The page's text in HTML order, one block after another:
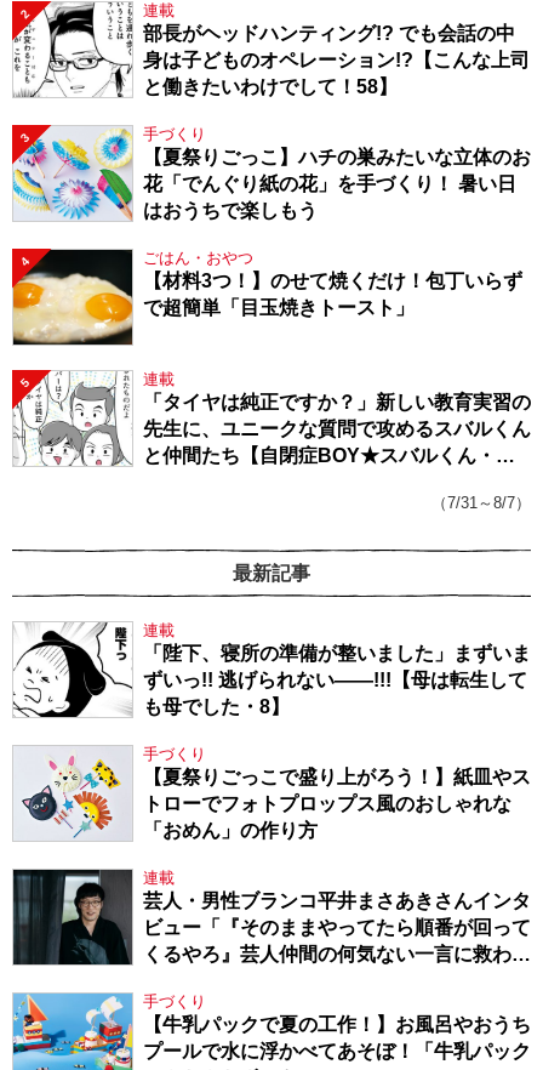
2 連載
部長がヘッドハンティング!? でも会話の中
身は子どものオペレーション!?【こんな上司
と働きたいわけでして！58】
3 手づくり
【夏祭りごっこ】ハチの巣みたいな立体のお
花「でんぐり紙の花」を手づくり！ 暑い日
はおうちで楽しもう
4 ごはん・おやつ
【材料3つ！】のせて焼くだけ！包丁いらず
で超簡単「目玉焼きトースト」
5 連載
「タイヤは純正ですか？」新しい教育実習の
先生に、ユニークな質問で攻めるスバルくん
と仲間たち【自閉症BOY★スバルくん・
（7/31～8/7）
最新記事
連載
「陛下、寝所の準備が整いました」まずいま
ずいっ!! 逃げられない――!!!【母は転生して
も母でした・8】
手づくり
【夏祭りごっこで盛り上がろう！】紙皿やス
トローでフォトプロップス風のおしゃれな
「おめん」の作り方
連載
芸人・男性ブランコ平井まさあきさんインタ
ビュー「『そのままやってたら順番が回って
くるやろ』芸人仲間の何気ない一言に救われ
手づくり
【牛乳パックで夏の工作！】お風呂やおうち
プールで水に浮かべてあそぼ！「牛乳パック